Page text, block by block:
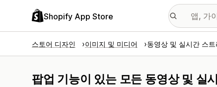
Shopify App Store
스토어 디자인 이미지 및 미디어 동영상 및 실시간 스트
팝업 기능이 있는 모든 동영상 및 실